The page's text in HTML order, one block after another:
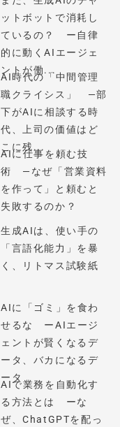
ットボットで消耗し
ているの？ ー自律
的に動くAIエージェ
ントが働...
AI時代の「中間管理
職クライシス」 —部
下がAIに相談する時
代、上司の価値はど
こに残...
AIに仕事を頼む技
術 —なぜ「営業資料
を作って」と頼むと
失敗するのか？
生成AIは、使い手の
「言語化能力」を暴
く、リトマス試験紙
AIに「ゴミ」を食わ
せるな ーAIエージ
ェントが賢くなるデ
ータ、バカになるデ
ータ
AIで業務を自動化す
る方法とは ーな
ぜ、ChatGPTを配っ